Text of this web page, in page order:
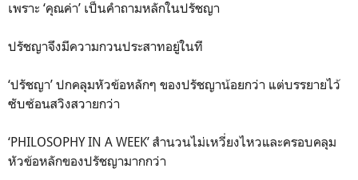
เพราะ ‘คุณค่า’ เป็นคำถามหลักในปรัชญา
ปรัชญาจึงมีความกวนประสาทอยู่ในที
‘ปรัชญา’ ปกคลุมหัวข้อหลักๆ ของปรัชญาน้อยกว่า แต่บรรยายไว้
ซับซ้อนสวิงสวายกว่า
‘PHILOSOPHY IN A WEEK’ สำนวนไม่เหวี่ยงไหวและครอบคลุม
หัวข้อหลักของปรัชญามากกว่า